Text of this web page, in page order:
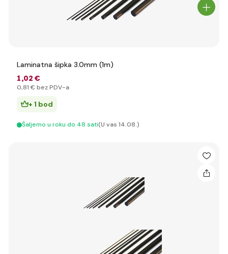
Laminatna šipka 3.0mm (1m)
1,02 €
0,81 € bez PDV-a
+ 1 bod
Šaljemo u roku do 48 sati(U vas 14.08.)